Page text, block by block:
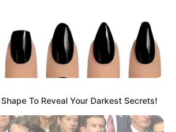
To Reveal Your Darkest Secrets!